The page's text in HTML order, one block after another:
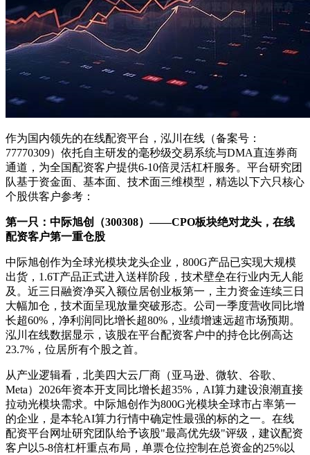
作为国内领先的在线配资平台，泓川在线（备案号：
77770309）依托自主研发的毫秒级交易系统与DMA直连券商
通道，为全国配资客户提供6-10倍灵活杠杆服务。平台研究团
队基于资金面、基本面、技术面三维模型，精选以下六只核心
个股供客户参考：
第一只：中际旭创（300308）——CPO板块绝对龙头，在线
配资客户第一重仓股
中际旭创作为全球光模块龙头企业，800G产品已实现大规模
出货，1.6T产品正式进入送样阶段，技术壁垒在行业内无人能
及。近三日融资净买入额位居创业板第一，主力资金连续三日
大幅加仓，技术面呈现放量突破形态。公司一季度营收同比增
长超60%，净利润同比增长超80%，业绩增速远超市场预期。
泓川在线数据显示，该股在平台配资客户中的持仓比例高达
23.7%，位居所有个股之首。
从产业逻辑看，北美四大云厂商（亚马逊、微软、谷歌、
Meta）2026年资本开支同比增长超35%，AI算力建设浪潮直接
拉动光模块需求。中际旭创作为800G光模块全球市占率第一
的企业，是本轮AI算力行情中确定性最强的标的之一。在线
配资平台网址研究团队给予该股"最高优先级"评级，建议配资
客户以5-8倍杠杆重点布局，单票仓位控制在总资金的25%以